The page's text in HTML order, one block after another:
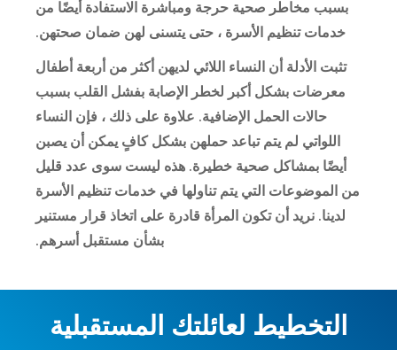
بسبب مخاطر صحية حرجة ومباشرة الاستفادة أيضًا من
خدمات تنظيم الأسرة ، حتى يتسنى لهن ضمان صحتهن.
تثبت الأدلة أن النساء اللائي لديهن أكثر من أربعة أطفال
معرضات بشكل أكبر لخطر الإصابة بفشل القلب بسبب
حالات الحمل الإضافية. علاوة على ذلك ، فإن النساء
اللواتي لم يتم تباعد حملهن بشكل كافٍ يمكن أن يصبن
أيضًا بمشاكل صحية خطيرة. هذه ليست سوى عدد قليل
من الموضوعات التي يتم تناولها في خدمات تنظيم الأسرة
لدينا. نريد أن تكون المرأة قادرة على اتخاذ قرار مستنير
بشأن مستقبل أسرهم.
التخطيط لعائلتك المستقبلية